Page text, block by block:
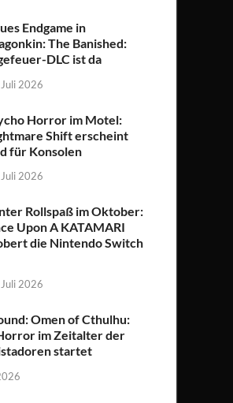
Endgame in
The Banished:
DLC ist da
2026
Horror im Motel:
Shift erscheint
für Konsolen
2026
Rollspaß im Oktober:
Upon A KATAMARI
die Nintendo Switch
2026
Omen of Cthulhu:
im Zeitalter der
startet